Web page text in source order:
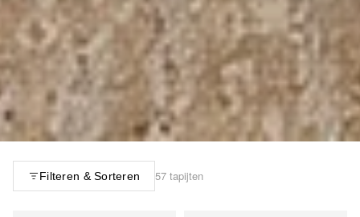
Filteren & Sorteren 57 tapijten